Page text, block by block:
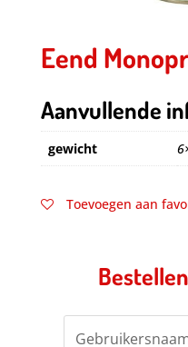
Eend
Aanvullende
gewicht
Toevoegen aan